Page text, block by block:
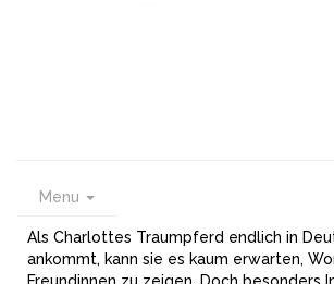
Menu
Als Charlottes Traumpferd endlich in
ankommt, kann sie es kaum erwarten,